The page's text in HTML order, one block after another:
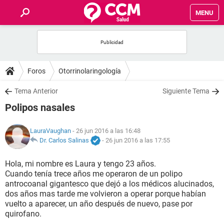
MENU
FOROS
SALUD
FAMILIA
NUTRICIÓN
BIENESTAR
SEXUALIDAD
GLOSARIO
Foros Otorrinolaringología
Tema Anterior Siguiente Tema
Polipos nasales
LauraVaughan - 26 jun 2016 a las 16:48
Dr. Carlos Salinas
- 26 jun 2016 a las 17:55
Hola, mi nombre es Laura y tengo 23 años.
Cuando tenía trece años me operaron de un polipo
antrocoanal gigantesco que dejó a los médicos alucinados,
dos años mas tarde me volvieron a operar porque habían
vuelto a aparecer, un año después de nuevo, pase por
quirofano.